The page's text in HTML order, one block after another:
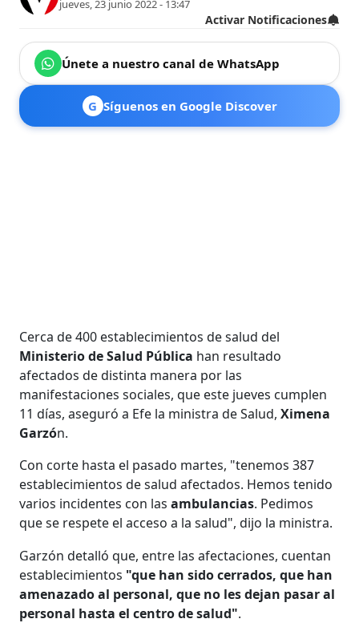
jueves, 23 junio 2022 - 13:47
Activar Notificaciones
Únete a nuestro canal de WhatsApp
G Síguenos en Google Discover
Cerca de 400 establecimientos de salud del
Ministerio de Salud Pública han resultado
afectados de distinta manera por las
manifestaciones sociales, que este jueves cumplen
11 días, aseguró a Efe la ministra de Salud,Ximena
Garzón.
Con corte hasta el pasado martes, "tenemos 387
establecimientos de salud afectados. Hemos tenido
varios incidentes con las ambulancias. Pedimos
que se respete el acceso a la salud", dijo la ministra.
Garzón detalló que, entre las afectaciones, cuentan
establecimientos "que han sido cerrados, que han
amenazado al personal, que no les dejan pasar al
personal hasta el centro de salud".